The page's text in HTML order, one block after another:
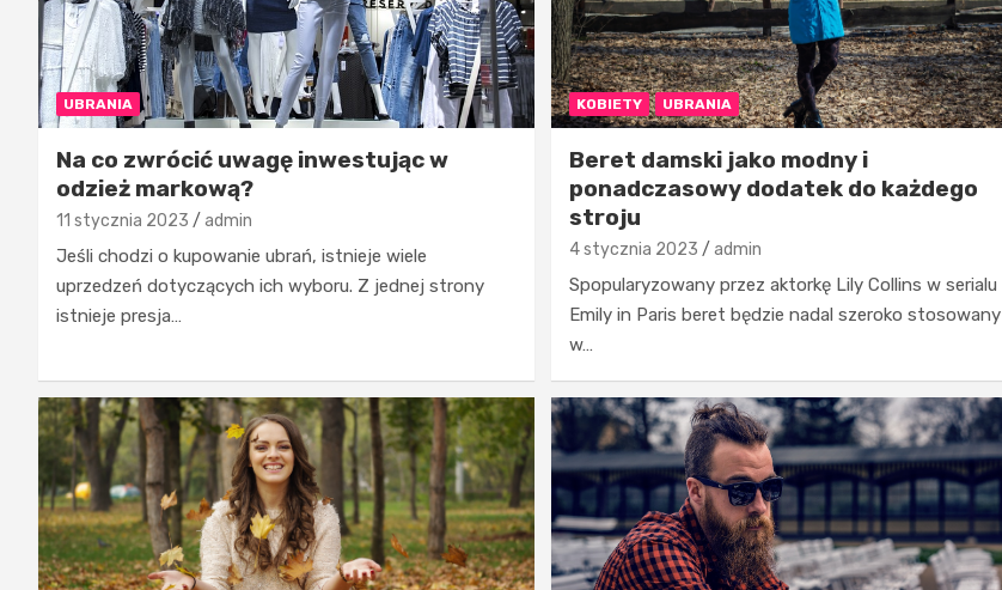
UBRANIA
Na co zwrócić uwagę inwestując w
odzież markową?
11 stycznia 2023 admin
Jeśli chodzi o kupowanie ubrań, istnieje wiele
uprzedzeń dotyczących ich wyboru. Z jednej strony
istnieje presja…
KOBIETY UBRANIA
Beret damski jako modny i
ponadczasowy dodatek do każdego
stroju
4 stycznia 2023 admin
Spopularyzowany przez aktorkę Lily Collins w serialu
Emily in Paris beret będzie nadal szeroko stosowany
w…